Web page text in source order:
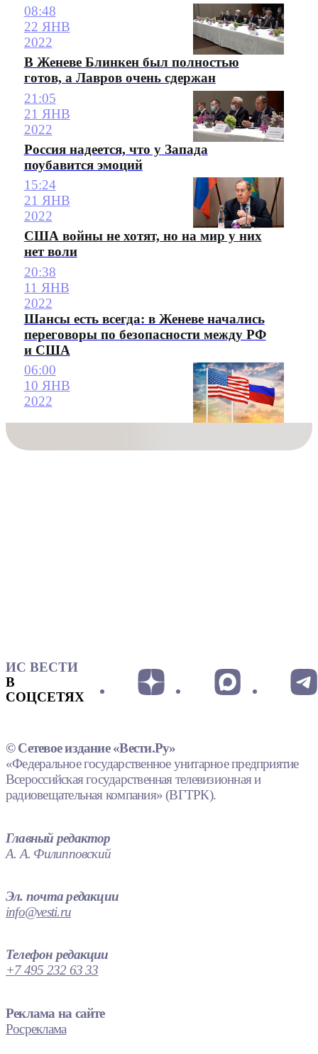
08:48
22 ЯНВ
2022
В Женеве Блинкен был полностью
готов, а Лавров очень сдержан
21:05
21 ЯНВ
2022
Россия надеется, что у Запада
поубавится эмоций
15:24
21 ЯНВ
2022
США войны не хотят, но на мир у них
нет воли
20:38
11 ЯНВ
2022
Шансы есть всегда: в Женеве начались
переговоры по безопасности между РФ
и США
06:00
10 ЯНВ
2022
ИС ВЕСТИ
В
СОЦСЕТЯХ
© Сетевое издание «Вести.Ру»
«Федеральное государственное унитарное предприятие
Всероссийская государственная телевизионная и
радиовещательная компания» (ВГТРК).
Главный редактор
А. А. Филипповский
Эл. почта редакции
info@vesti.ru
Телефон редакции
+7 495 232 63 33
Реклама на сайте
Росреклама